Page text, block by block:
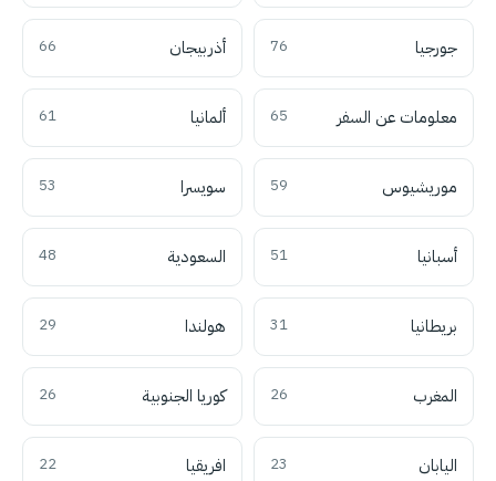
جورجيا 76 أذربيجان 66
معلومات عن السفر 65 ألمانيا 61
موريشيوس 59 سويسرا 53
أسبانيا 51 السعودية 48
بريطانيا 31 هولندا 29
المغرب 26 كوريا الجنوبية 26
اليابان 23 افريقيا 22